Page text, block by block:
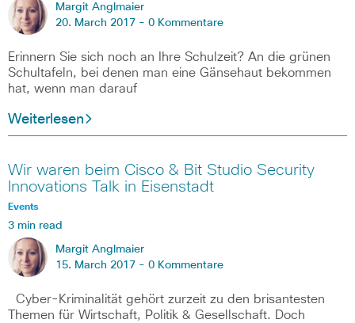
Margit Anglmaier
20. March 2017 - 0 Kommentare
Erinnern Sie sich noch an Ihre Schulzeit? An die grünen
Schultafeln, bei denen man eine Gänsehaut bekommen
hat, wenn man darauf
Weiterlesen
Wir waren beim Cisco & Bit Studio Security
Innovations Talk in Eisenstadt
Events
3 min read
Margit Anglmaier
15. March 2017 - 0 Kommentare
Cyber-Kriminalität gehört zurzeit zu den brisantesten
Themen für Wirtschaft, Politik & Gesellschaft. Doch